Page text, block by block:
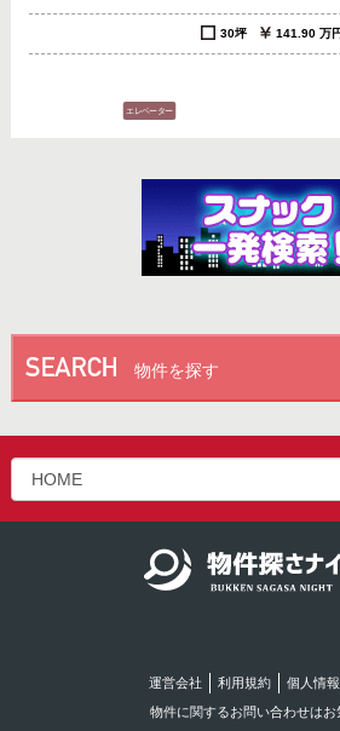
30坪 141.90 万
物件を探す
運営会社 利用規約
個人情
物件に関するお問い合わせはお